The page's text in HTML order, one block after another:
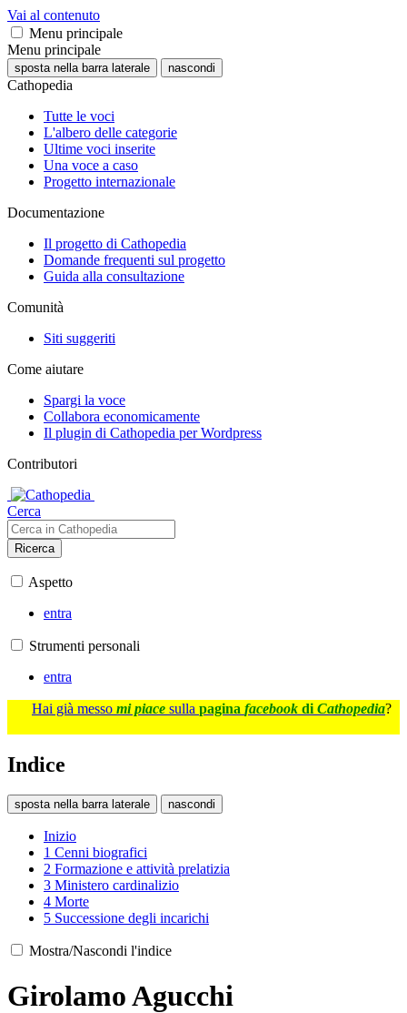
Vai al contenuto
Menu principale
Menu principale
sposta nella barra laterale nascondi
Cathopedia
Tutte le voci
L'albero delle categorie
Ultime voci inserite
Una voce a caso
Progetto internazionale
Documentazione
Il progetto di Cathopedia
Domande frequenti sul progetto
Guida alla consultazione
Comunità
Siti suggeriti
Come aiutare
Spargi la voce
Collabora economicamente
Il plugin di Cathopedia per Wordpress
Contributori
Cerca
Ricerca
Aspetto
entra
Strumenti personali
entra
Hai già messo mi piace sulla pagina facebook di Cathopedia?
Indice
sposta nella barra laterale nascondi
Inizio
1 Cenni biografici
2 Formazione e attività prelatizia
3 Ministero cardinalizio
4 Morte
5 Successione degli incarichi
Mostra/Nascondi l'indice
Girolamo Agucchi